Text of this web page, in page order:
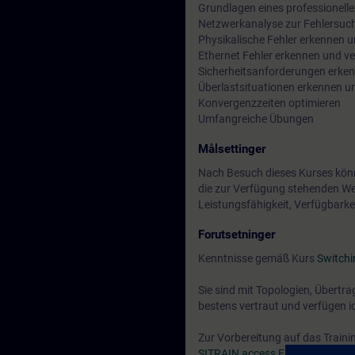
Grundlagen eines
Netzwerkanalyse zur
Physikalische Fehler erkennen
Ethernet Fehler erkennen und
Sicherheitsanforderungen
Überlastsituationen erkennen
Konvergenzzeiten optimieren
Umfangreiche Übungen
Målsettinger
Nach Besuch dieses Kurses
die zur Verfügung stehenden
Leistungsfähigkeit,
Forutsetninger
Kenntnisse gemäß Kurs
Sie sind mit Topologien,
bestens vertraut und verfügen
Zur Vorbereitung auf das